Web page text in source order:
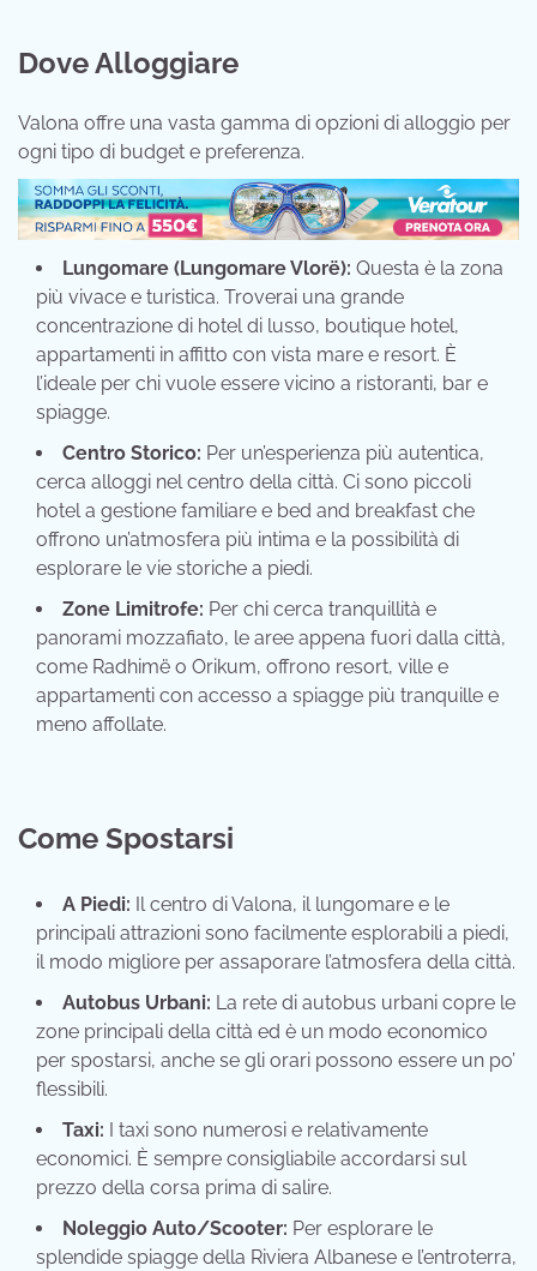
Dove Alloggiare
Valona offre una vasta gamma di opzioni di alloggio per
ogni tipo di budget e preferenza.
Lungomare (Lungomare Vlorë): Questa è la zona
più vivace e turistica. Troverai una grande
concentrazione di hotel di lusso, boutique hotel,
appartamenti in affitto con vista mare e resort. È
l’ideale per chi vuole essere vicino a ristoranti, bar e
spiagge.
Centro Storico: Per un’esperienza più autentica,
cerca alloggi nel centro della città. Ci sono piccoli
hotel a gestione familiare e bed and breakfast che
offrono un’atmosfera più intima e la possibilità di
esplorare le vie storiche a piedi.
Zone Limitrofe: Per chi cerca tranquillità e
panorami mozzafiato, le aree appena fuori dalla città,
come Radhimë o Orikum, offrono resort, ville e
appartamenti con accesso a spiagge più tranquille e
meno affollate.
Come Spostarsi
A Piedi: Il centro di Valona, il lungomare e le
principali attrazioni sono facilmente esplorabili a piedi,
il modo migliore per assaporare l’atmosfera della città.
Autobus Urbani: La rete di autobus urbani copre le
zone principali della città ed è un modo economico
per spostarsi, anche se gli orari possono essere un po’
flessibili.
Taxi: I taxi sono numerosi e relativamente
economici. È sempre consigliabile accordarsi sul
prezzo della corsa prima di salire.
Noleggio Auto/Scooter: Per esplorare le
splendide spiagge della Riviera Albanese e l’entroterra,